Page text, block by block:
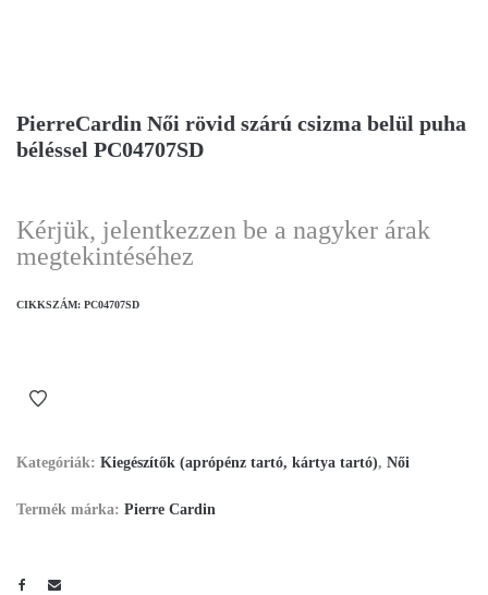
PierreCardin Női rövid szárú csizma belül puha
béléssel PC04707SD
Kérjük, jelentkezzen be a nagyker árak
megtekintéséhez
CIKKSZÁM: PC04707SD
Kategóriák: Kiegészítők (aprópénz tartó, kártya tartó), Női
Termék márka: Pierre Cardin